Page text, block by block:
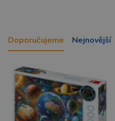
Doporučujeme Nejnovější